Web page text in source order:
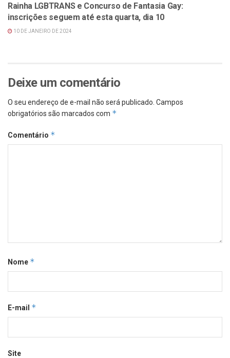
Rainha LGBTRANS e Concurso de Fantasia Gay:
inscrições seguem até esta quarta, dia 10
10 DE JANEIRO DE 2024
Deixe um comentário
O seu endereço de e-mail não será publicado. Campos
obrigatórios são marcados com *
Comentário *
Nome *
E-mail *
Site